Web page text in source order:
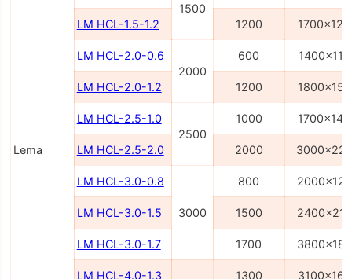
Lema
1500
LM HCL-1.5-1.2 1200
LM HCL-2.0-0.6
2000
600
LM HCL-2.0-1.2 1200
LM HCL-2.5-1.0
2500
1000
LM HCL-2.5-2.0 2000
LM HCL-3.0-0.8
3000
800
LM HCL-3.0-1.5 1500
LM HCL-3.0-1.7 1700
LM HCL-4.0-1.3
1300